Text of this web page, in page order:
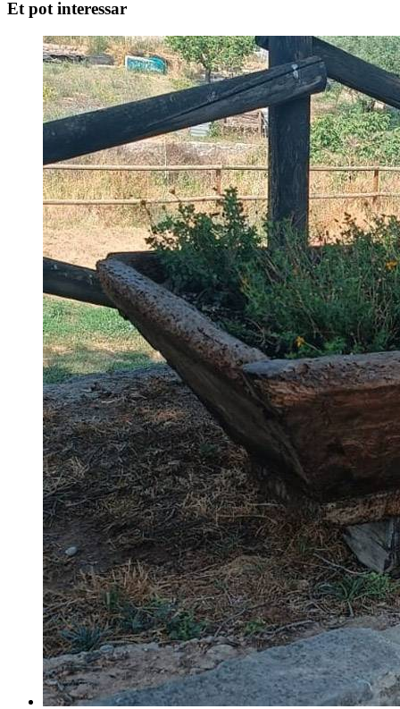
Et pot interessar